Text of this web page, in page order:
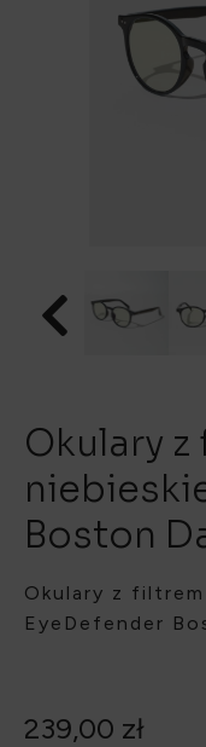
Okulary z
Boston
Okulary z
EyeDefender
239,00 zł